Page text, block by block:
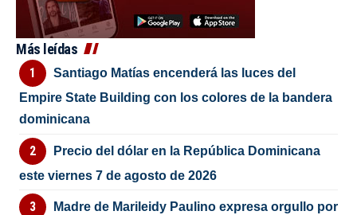
Más leídas
Santiago Matías encenderá las luces del
Empire State Building con los colores de la bandera
dominicana
Precio del dólar en la República Dominicana
este viernes 7 de agosto de 2026
Madre de Marileidy Paulino expresa orgullo por